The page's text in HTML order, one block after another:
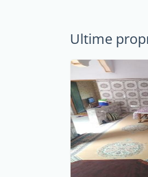
Ultime